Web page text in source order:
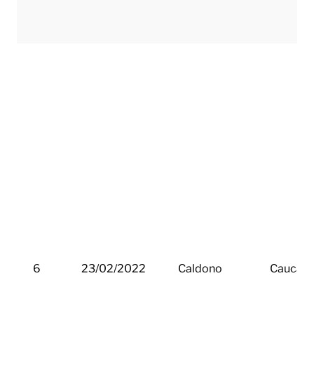
6 23/02/2022 Caldono Cauca